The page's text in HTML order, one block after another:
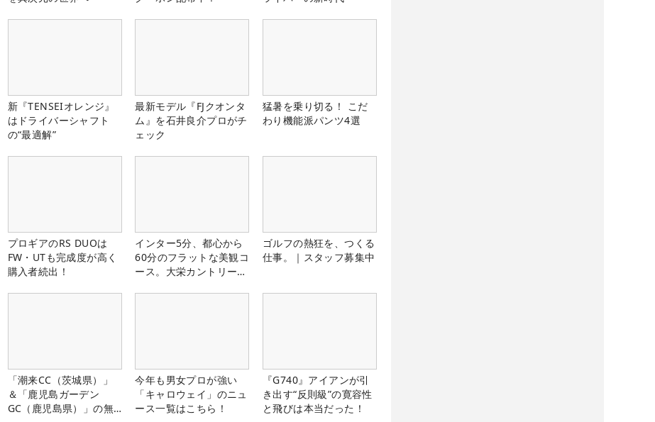
新『TENSEIオレンジ』
はドライバーシャフト
の“最適解”
最新モデル『FJクオンタ
ム』を石井良介プロがチ
ェック
猛暑を乗り切る！ こだ
わり機能派パンツ4選
プロギアのRS DUOは
FW・UTも完成度が高く
購入者続出！
インター5分、都心から
60分のフラットな美観コ
ース。大栄カントリー俱
ゴルフの熱狂を、つくる
仕事。｜スタッフ募集中
「潮来CC（茨城県）」
＆「鹿児島ガーデン
GC（鹿児島県）」の無
今年も男女プロが強い
「キャロウェイ」のニュ
ース一覧はこちら！
『G740』アイアンが引
き出す“反則級”の寛容性
と飛びは本当だった！